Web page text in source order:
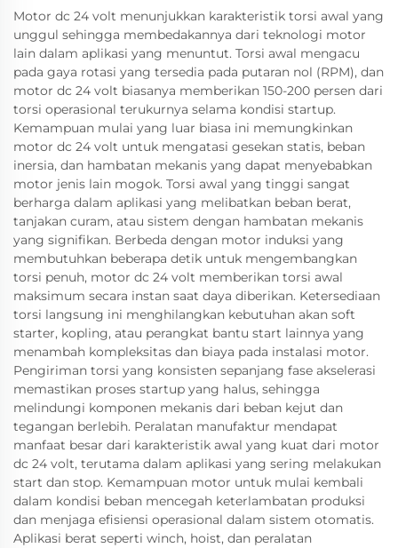
Motor dc 24 volt menunjukkan karakteristik torsi awal yang
unggul sehingga membedakannya dari teknologi motor
lain dalam aplikasi yang menuntut. Torsi awal mengacu
pada gaya rotasi yang tersedia pada putaran nol (RPM), dan
motor dc 24 volt biasanya memberikan 150-200 persen dari
torsi operasional terukurnya selama kondisi startup.
Kemampuan mulai yang luar biasa ini memungkinkan
motor dc 24 volt untuk mengatasi gesekan statis, beban
inersia, dan hambatan mekanis yang dapat menyebabkan
motor jenis lain mogok. Torsi awal yang tinggi sangat
berharga dalam aplikasi yang melibatkan beban berat,
tanjakan curam, atau sistem dengan hambatan mekanis
yang signifikan. Berbeda dengan motor induksi yang
membutuhkan beberapa detik untuk mengembangkan
torsi penuh, motor dc 24 volt memberikan torsi awal
maksimum secara instan saat daya diberikan. Ketersediaan
torsi langsung ini menghilangkan kebutuhan akan soft
starter, kopling, atau perangkat bantu start lainnya yang
menambah kompleksitas dan biaya pada instalasi motor.
Pengiriman torsi yang konsisten sepanjang fase akselerasi
memastikan proses startup yang halus, sehingga
melindungi komponen mekanis dari beban kejut dan
tegangan berlebih. Peralatan manufaktur mendapat
manfaat besar dari karakteristik awal yang kuat dari motor
dc 24 volt, terutama dalam aplikasi yang sering melakukan
start dan stop. Kemampuan motor untuk mulai kembali
dalam kondisi beban mencegah keterlambatan produksi
dan menjaga efisiensi operasional dalam sistem otomatis.
Aplikasi berat seperti winch, hoist, dan peralatan